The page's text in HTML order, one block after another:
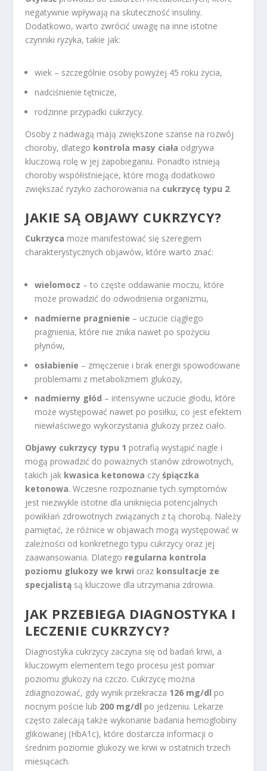
negatywnie wpływają na skuteczność insuliny.
Dodatkowo, warto zwrócić uwagę na inne istotne
czynniki ryzyka, takie jak:
wiek – szczególnie osoby powyżej 45 roku życia,
nadciśnienie tętnicze,
rodzinne przypadki cukrzycy.
Osoby z nadwagą mają zwiększone szanse na rozwój
choroby, dlatego kontrola masy ciała odgrywa
kluczową rolę w jej zapobieganiu. Ponadto istnieją
choroby współistniejące, które mogą dodatkowo
zwiększać ryzyko zachorowania na cukrzycę typu 2.
JAKIE SĄ OBJAWY CUKRZYCY?
Cukrzyca może manifestować się szeregiem
charakterystycznych objawów, które warto znać:
wielomocz – to częste oddawanie moczu, które
może prowadzić do odwodnienia organizmu,
nadmierne pragnienie – uczucie ciągłego
pragnienia, które nie znika nawet po spożyciu
płynów,
osłabienie – zmęczenie i brak energii spowodowane
problemami z metabolizmem glukozy,
nadmierny głód – intensywne uczucie głodu, które
może występować nawet po posiłku, co jest efektem
niewłaściwego wykorzystania glukozy przez ciało.
Objawy cukrzycy typu 1 potrafią wystąpić nagle i
mogą prowadzić do poważnych stanów zdrowotnych,
takich jak kwasica ketonowa czyśpiączka
ketonowa. Wczesne rozpoznanie tych symptomów
jest niezwykle istotne dla uniknięcia potencjalnych
powikłań zdrowotnych związanych z tą chorobą. Należy
pamiętać, że różnice w objawach mogą występować w
zależności od konkretnego typu cukrzycy oraz jej
zaawansowania. Dlatego regularna kontrola
poziomu glukozy we krwi oraz konsultacje ze
specjalistą są kluczowe dla utrzymania zdrowia.
JAK PRZEBIEGA DIAGNOSTYKA I
LECZENIE CUKRZYCY?
Diagnostyka cukrzycy zaczyna się od badań krwi, a
kluczowym elementem tego procesu jest pomiar
poziomu glukozy na czczo. Cukrzycę można
zdiagnozować, gdy wynik przekracza 126 mg/dl po
nocnym poście lub 200 mg/dl po jedzeniu. Lekarze
często zalecają także wykonanie badania hemoglobiny
glikowanej (HbA1c), które dostarcza informacji o
średnim poziomie glukozy we krwi w ostatnich trzech
miesiącach.